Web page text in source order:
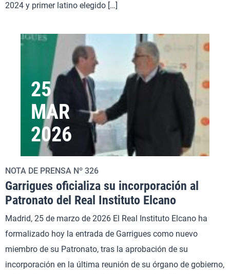
2024 y primer latino elegido […]
25
MAR
2026
NOTA DE PRENSA Nº 326
Garrigues oficializa su incorporación al
Patronato del Real Instituto Elcano
Madrid, 25 de marzo de 2026 El Real Instituto Elcano ha
formalizado hoy la entrada de Garrigues como nuevo
miembro de su Patronato, tras la aprobación de su
incorporación en la última reunión de su órgano de gobierno,